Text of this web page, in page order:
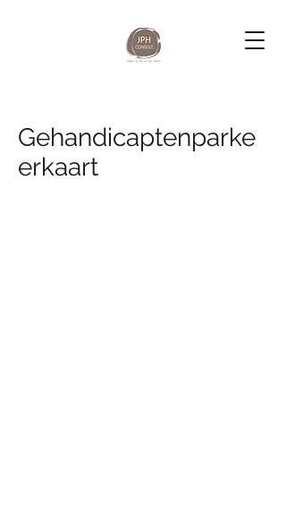
Gehandicaptenparke
erkaart